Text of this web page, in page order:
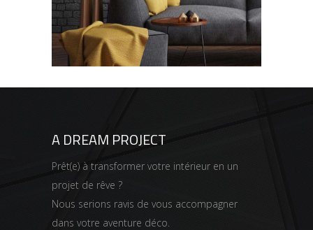
A DREAM PROJECT
Prêt(e) à transformer votre intérieur en un
projet de rêve ?
Nous serions ravis de vous accompagner
dans votre aventure déco.